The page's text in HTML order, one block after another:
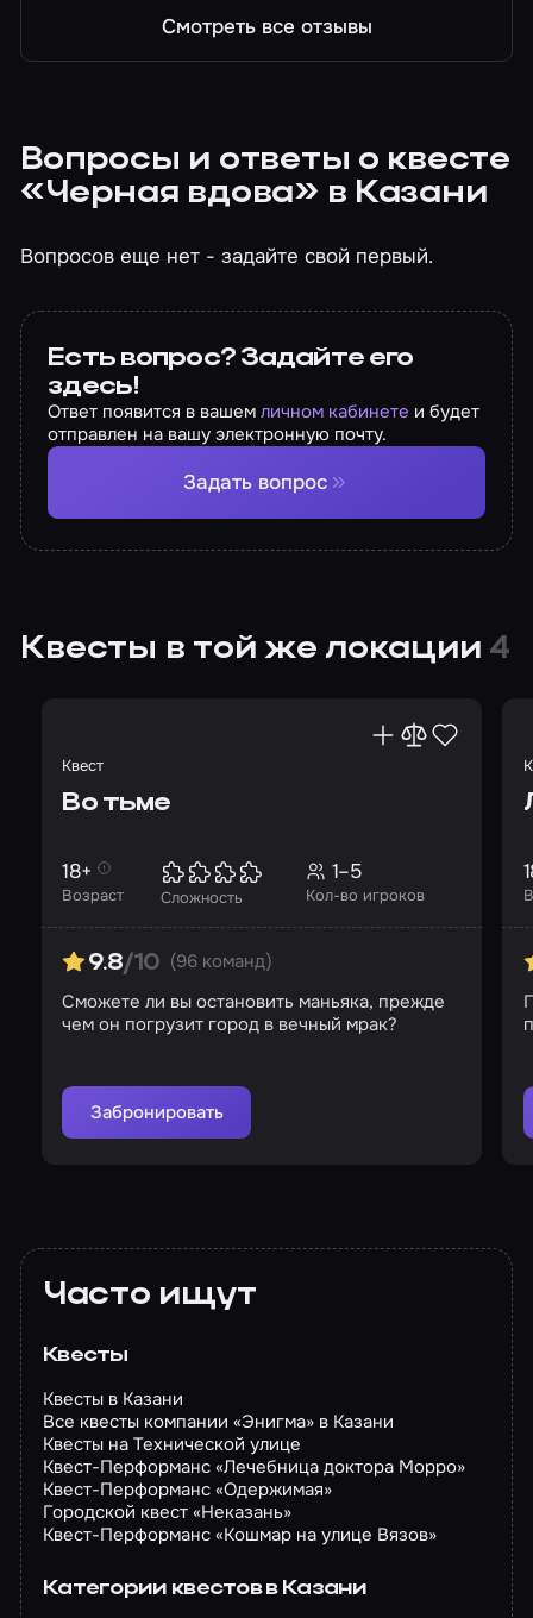
Смотреть все отзывы
Вопросы и ответы о квесте
«Черная вдова» в Казани
Вопросов еще нет - задайте свой первый.
Есть вопрос? Задайте его
здесь!
Ответ появится в вашемличном кабинете и будет
отправлен на вашу электронную почту.
Задать вопрос
Квесты в той же локации 4
Квест
Во тьме
Возраст
18+
Сложность Кол-во игроков
1–5
9.8/10 (96 команд)
Сможете ли вы остановить маньяка, прежде
чем он погрузит город в вечный мрак?
Забронировать
Часто ищут
Квесты
Квесты в Казани
Все квесты компании «Энигма» в Казани
Квесты на Технической улице
Квест-Перформанс «Лечебница доктора Морро»
Квест-Перформанс «Одержимая»
Городской квест «Неказань»
Квест-Перформанс «Кошмар на улице Вязов»
Категории квестов в Казани